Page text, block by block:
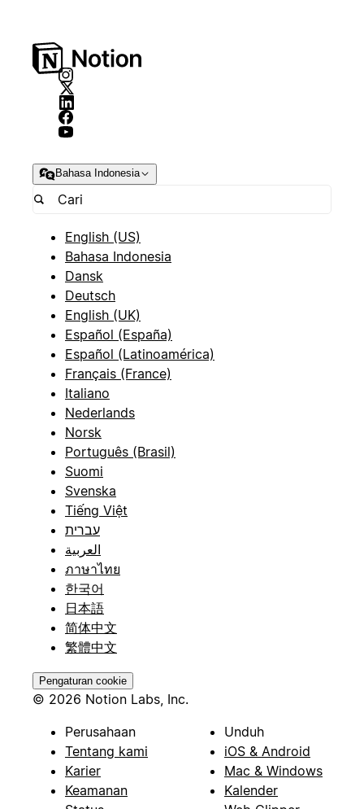
Bahasa Indonesia
English (US)
Bahasa Indonesia
Dansk
Deutsch
English (UK)
Español (España)
Español (Latinoamérica)
Français (France)
Italiano
Nederlands
Norsk
Português (Brasil)
Suomi
Svenska
Tiếng Việt
עברית
العربية
ภาษาไทย
한국어
日本語
简体中文
繁體中文
Pengaturan cookie
© 2026 Notion Labs, Inc.
Perusahaan
Tentang kami
Karier
Keamanan
Unduh
iOS & Android
Mac & Windows
Kalender